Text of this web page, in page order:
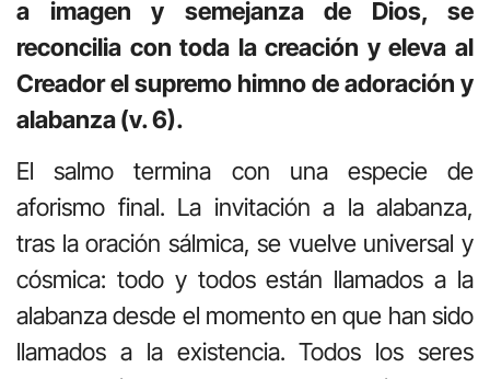
a imagen y semejanza de Dios, se
reconcilia con toda la creación y eleva al
Creador el supremo himno de adoración y
alabanza (v. 6).
El salmo termina con una especie de
aforismo final. La invitación a la alabanza,
tras la oración sálmica, se vuelve universal y
cósmica: todo y todos están llamados a la
alabanza desde el momento en que han sido
llamados a la existencia. Todos los seres